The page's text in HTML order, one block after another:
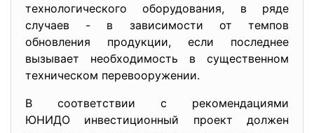
технологического оборудования, в ряде
случаев - в зависимости от темпов
обновления продукции, если последнее
вызывает необходимость в существенном
техническом перевооружении.
В соответствии с рекомендациями
ЮНИДО инвестиционный проект должен